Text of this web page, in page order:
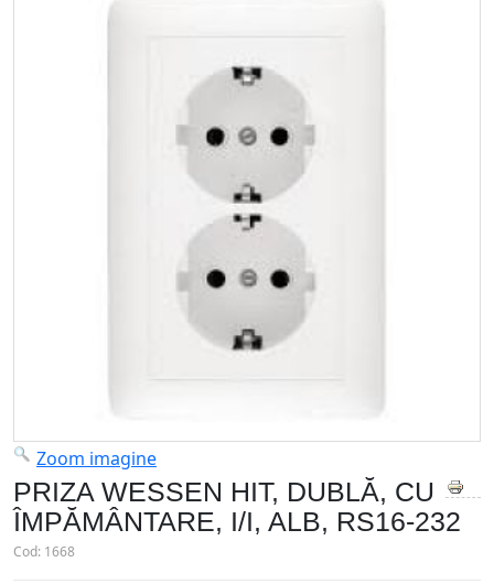
Zoom imagine
PRIZA WESSEN HIT, DUBLĂ, CU
ÎMPĂMÂNTARE, I/I, ALB, RS16-232
Cod: 1668